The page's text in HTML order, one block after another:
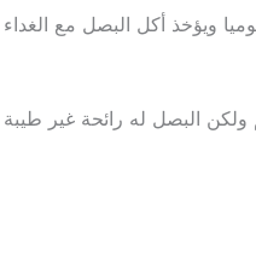
ويؤخذ أكل البصل مع الغداء
ولكن البصل له رائحة غير طيبة